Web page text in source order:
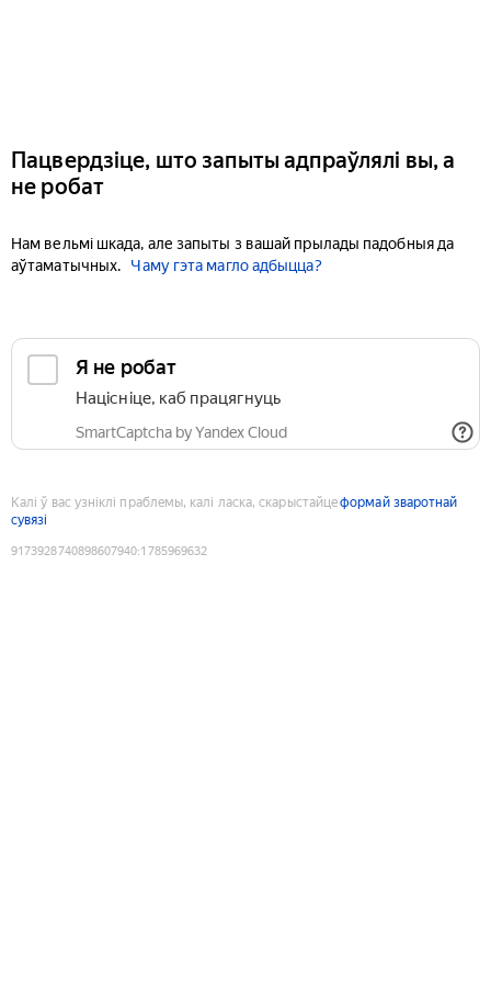
Пацвердзіце, што запыты адпраўлялі вы, а
не робат
Нам вельмі шкада, але запыты з вашай прылады падобныя да
аўтаматычных.
Чаму гэта магло адбыцца?
Я не робат
Націсніце, каб працягнуць
SmartCaptcha by Yandex Cloud
Калі ў вас узніклі праблемы, калі ласка, скарыстайцеформай зваротнай
сувязі
9173928740898607940:1785969632